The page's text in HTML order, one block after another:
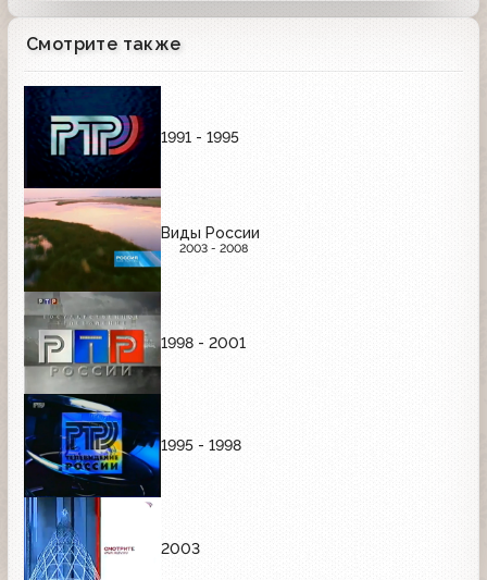
Смотрите также
1991 - 1995
Виды России
2003 - 2008
1998 - 2001
1995 - 1998
2003